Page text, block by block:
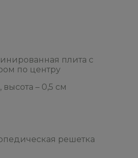
плита с
по центру
высота – 0,5 см
решетка